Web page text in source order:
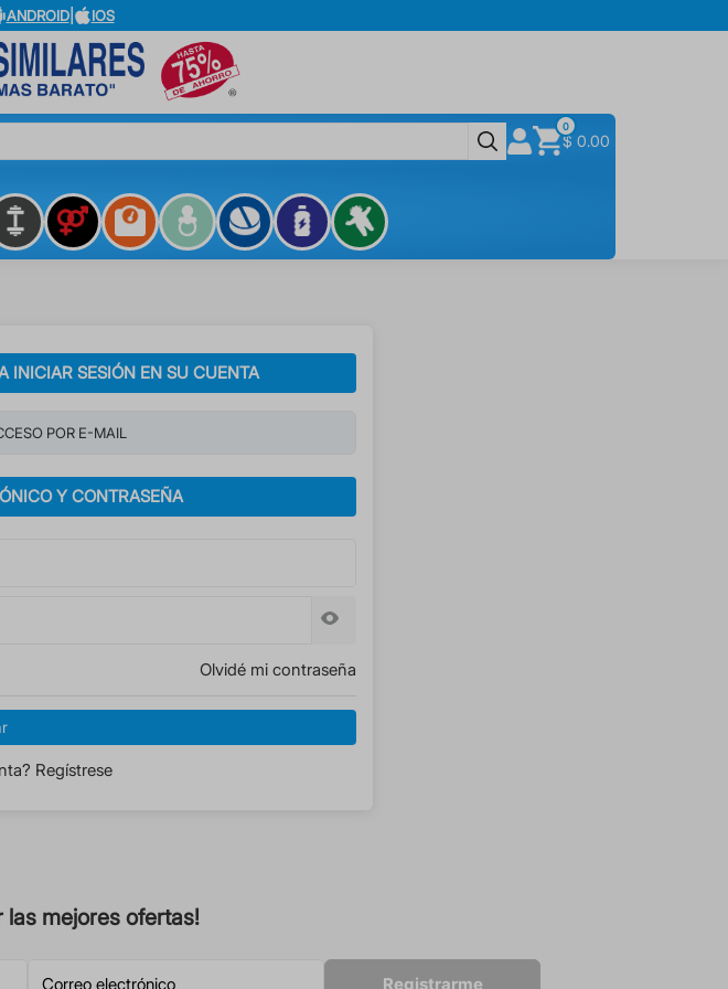
ANDROID| IOS
0
$ 0.00
INICIAR SESIÓN EN SU CUENTA
POR E-MAIL
Y CONTRASEÑA
Olvidé mi contraseña
Regístrese
las mejores ofertas!
Registrarme